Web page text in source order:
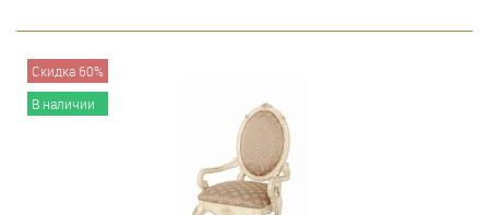
Скидка 60%
В наличии